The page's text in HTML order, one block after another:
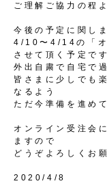
ご理解ご協力の程
今後の予定に関し
4/10〜4/14の「オ
させて頂く予定です
外出自粛で自宅で
皆さまに少しでも
なるよう
ただ今準備を進め
オンライン受注会
ますので
どうぞよろしくお
2020/4/8